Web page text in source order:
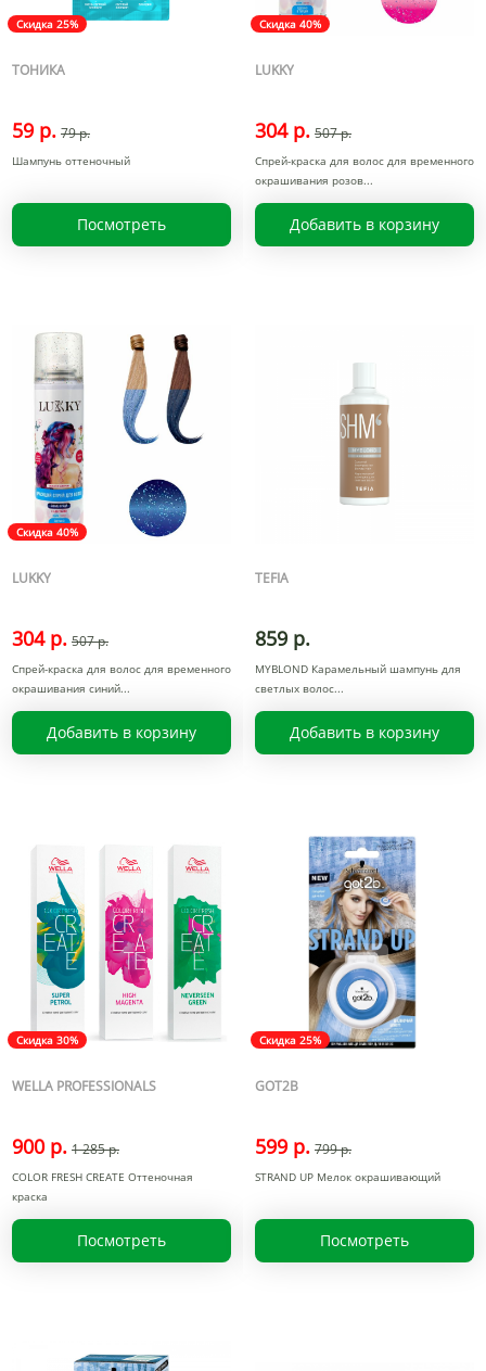
Скидка 25%
ТОНИКА
59 р. 79 р.
Шампунь оттеночный
Посмотреть
Скидка 40%
LUKKY
304 р. 507 р.
Спрей-краска для волос для временного
окрашивания розов
Добавить в корзину
Скидка 40%
LUKKY
304 р. 507 р.
Спрей-краска для волос для временного
окрашивания синий
Добавить в корзину
TEFIA
859 р.
MYBLOND Карамельный шампунь для
светлых волос
Добавить в корзину
Скидка 30%
WELLA PROFESSIONALS
900 р. 1 285 р.
COLOR FRESH CREATE Оттеночная
краска
Посмотреть
Скидка 25%
GOT2B
599 р. 799 р.
STRAND UP Мелок окрашивающий
Посмотреть